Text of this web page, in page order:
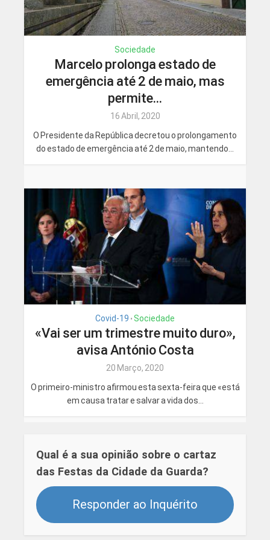
Sociedade
Marcelo prolonga estado de
emergência até 2 de maio, mas
permite...
16 Abril, 2020
O Presidente da República decretou o prolongamento
do estado de emergência até 2 de maio, mantendo...
Covid-19 • Sociedade
«Vai ser um trimestre muito duro»,
avisa António Costa
20 Março, 2020
O primeiro-ministro afirmou esta sexta-feira que «está
em causa tratar e salvar a vida dos...
Qual é a sua opinião sobre o cartaz
das Festas da Cidade da Guarda?
Responder ao Inquérito